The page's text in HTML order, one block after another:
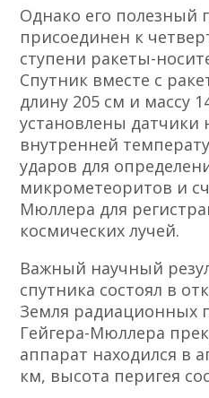
Однако его полезный
присоединен к
ступени ракеты-
Спутник вместе с
длину 205 см и массу
установлены датчики
внутренней
ударов для
микрометеоритов и
Мюллера для
космических лучей.
Важный научный
спутника состоял в
Земля радиационных
Гейгера-Мюллера
аппарат находился в
км, высота перигея